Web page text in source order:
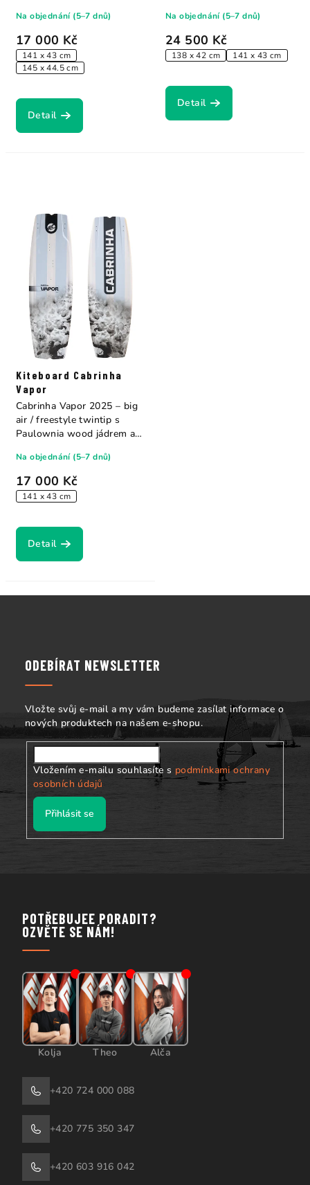
oceňují pohodlí a jednoduchost.
17 000 Kč
141 x 43 cm
145 x 44.5 cm
Na objednání (5–7 dnů)
Detail
24 500 Kč
138 x 42 cm 141 x 43 cm
Na objednání (5–7 dnů)
Detail
Kiteboard Cabrinha
Vapor
17 000 Kč
141 x 43 cm
Na objednání (5–7 dnů)
Detail
Cabrinha Vapor 2025 – big
air / freestyle twintip s
Paulownia wood jádrem a
ODEBÍRAT NEWSLETTER
Vložte svůj e-mail a my vám budeme zasílat informace o
nových produktech na našem e-shopu.
Vložením e-mailu souhlasíte s podmínkami ochrany
osobních údajů
Přihlásit se
POTŘEBUJEE PORADIT?
OZVĚTE SE NÁM!
Kolja Theo Alča
+420 724 000 088
+420 775 350 347
+420 603 916 042